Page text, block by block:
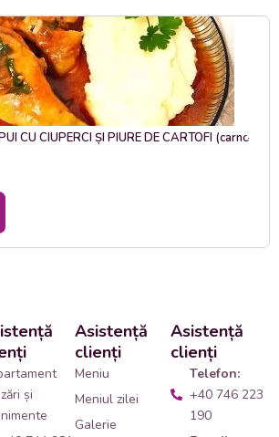
CU CIUPERCI ȘI PIURE DE CARTOFI (carne
și
Asistență
clienți
Meniu
Meniul zilei
Galerie
Asistență
clienți
Telefon:
+40 746 223
190